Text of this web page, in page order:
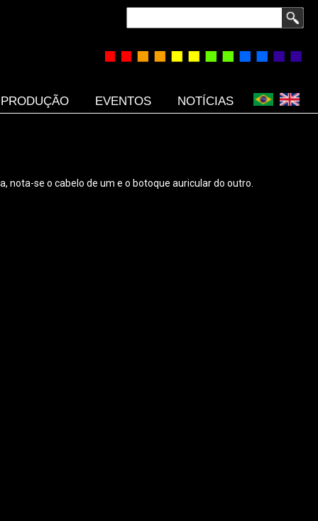
PRODUÇÃO EVENTOS NOTÍCIAS
nota-se o cabelo de um e o botoque auricular do outro.